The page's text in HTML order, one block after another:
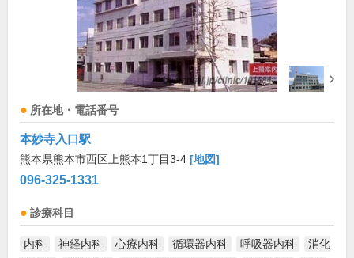
所在地・電話番号
本妙寺入口駅
熊本県熊本市西区上熊本1丁目3-4 [地図]
096-325-1331
診療科目
内科 神経内科 心療内科 循環器内科 呼吸器内科
消化